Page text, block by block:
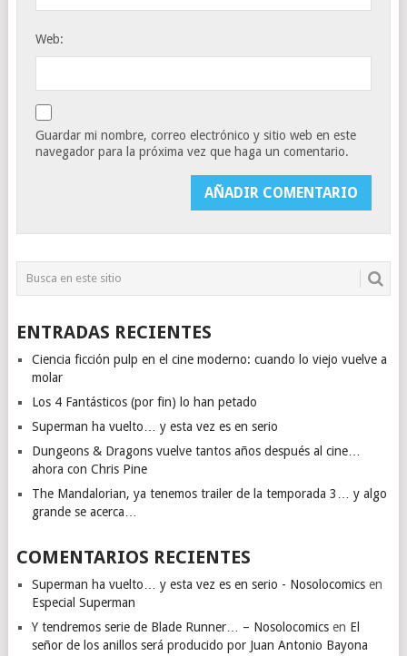
Web:
Guardar mi nombre, correo electrónico y sitio web en este
navegador para la próxima vez que haga un comentario.
ENTRADAS RECIENTES
Ciencia ficción pulp en el cine moderno: cuando lo viejo vuelve a
molar
Los 4 Fantásticos (por fin) lo han petado
Superman ha vuelto… y esta vez es en serio
Dungeons & Dragons vuelve tantos años después al cine…
ahora con Chris Pine
The Mandalorian, ya tenemos trailer de la temporada 3… y algo
grande se acerca…
COMENTARIOS RECIENTES
Superman ha vuelto… y esta vez es en serio - Nosolocomicsen
Especial Superman
Y tendremos serie de Blade Runner… – Nosolocomicsen El
señor de los anillos será producido por Juan Antonio Bayona